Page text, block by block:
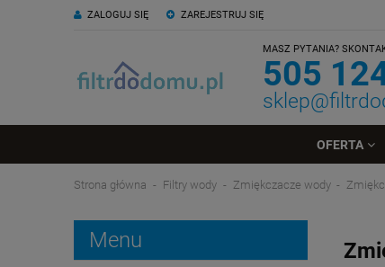
ZAREJESTRUJ SIĘ
ZALOGUJ SIĘ
MASZ PYTANIA?
505
OFERTA
Strona główna Filtry wody Zmiękczacze wody
Menu